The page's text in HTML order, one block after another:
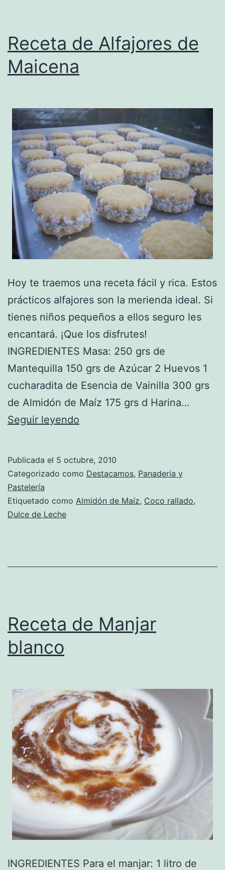
Receta de Alfajores de
Maicena
Hoy te traemos una receta fácil y rica. Estos
prácticos alfajores son la merienda ideal. Si
tienes niños pequeños a ellos seguro les
encantará. ¡Que los disfrutes!
INGREDIENTES Masa: 250 grs de
Mantequilla 150 grs de Azúcar 2 Huevos 1
cucharadita de Esencia de Vainilla 300 grs
de Almidón de Maíz 175 grs d Harina…
Seguir leyendo
de
Publicada el 5 octubre, 2010
Categorizado como Destacamos, Panadería y
Pastelería
Etiquetado como Almidón de Maíz, Coco rallado,
Dulce de Leche
Receta de Manjar
blanco
INGREDIENTES Para el manjar: 1 litro de